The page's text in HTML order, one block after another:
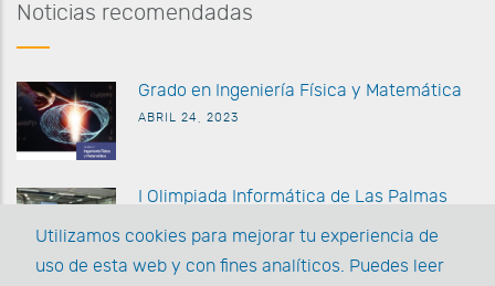
Noticias recomendadas
Grado en Ingeniería Física y Matemática
ABRIL 24, 2023
I Olimpiada Informática de Las Palmas
Utilizamos cookies para mejorar tu experiencia de
uso de esta web y con fines analíticos. Puedes leer